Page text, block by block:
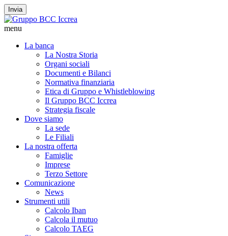
Invia
menu
La banca
La Nostra Storia
Organi sociali
Documenti e Bilanci
Normativa finanziaria
Etica di Gruppo e Whistleblowing
Il Gruppo BCC Iccrea
Strategia fiscale
Dove siamo
La sede
Le Filiali
La nostra offerta
Famiglie
Imprese
Terzo Settore
Comunicazione
News
Strumenti utili
Calcolo Iban
Calcola il mutuo
Calcolo TAEG